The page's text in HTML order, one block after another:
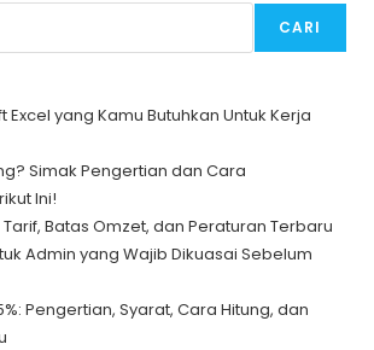
CARI
Excel yang Kamu Butuhkan Untuk Kerja
Simak Pengertian dan Cara
Ini!
Tarif, Batas Omzet, dan Peraturan Terbaru
Admin yang Wajib Dikuasai Sebelum
Pengertian, Syarat, Cara Hitung, dan